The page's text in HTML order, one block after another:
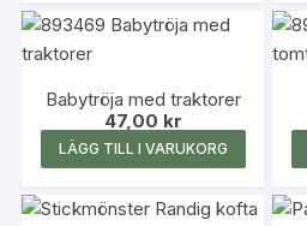
Babytröja med traktorer
47,00 kr
LÄGG TILL I VARUKORG